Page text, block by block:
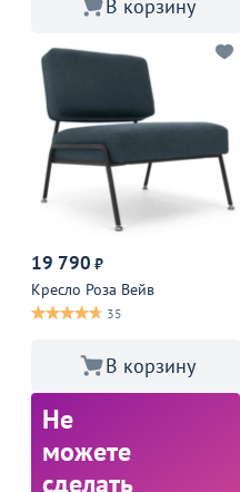
В корзину
19 790 ₽
Кресло Роза Вейв
35
В корзину
Не
можете
сделать